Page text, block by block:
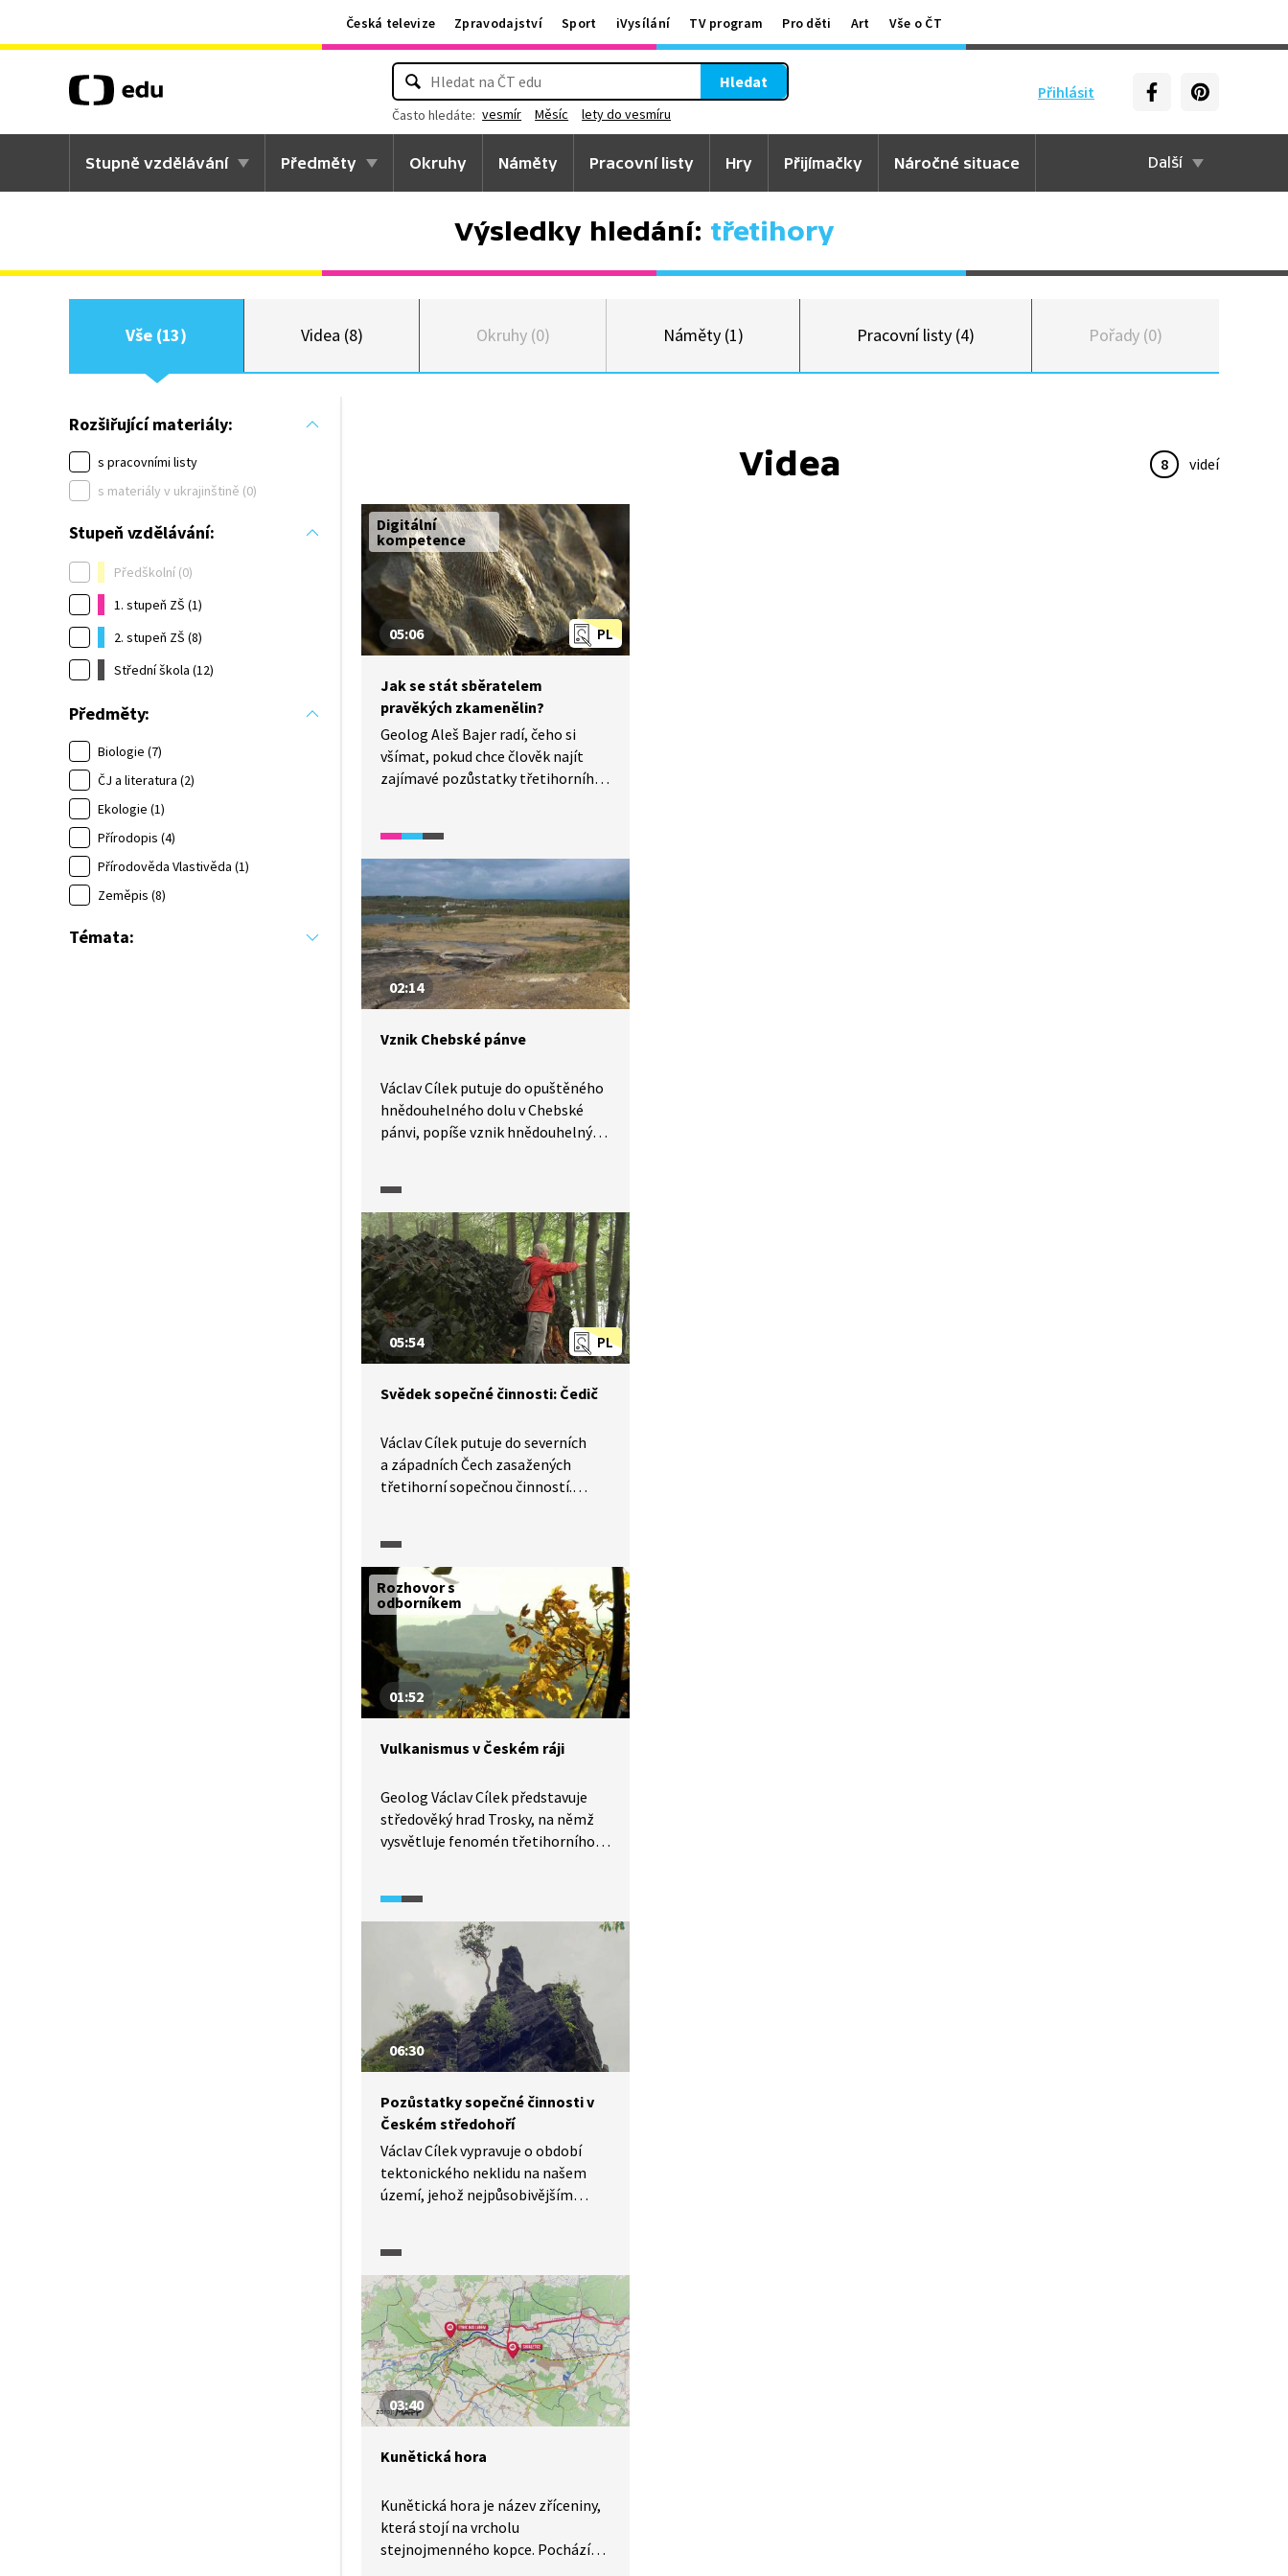
Česká televize Zpravodajství Sport iVysílání TV program Pro děti Art Vše o ČT
Přihlásit
Hledat
Často hledáte: vesmír Měsíc lety do vesmíru
Stupně vzdělávání Předměty Okruhy Náměty Pracovní listy Hry Přijímačky Náročné situace Další
Výsledky hledání: třetihory
Vše (13) Videa (8) Okruhy (0) Náměty (1) Pracovní listy (4) Pořady (0)
Rozšiřující materiály:
s pracovními listy
s materiály v ukrajinštině (0)
Stupeň vzdělávání:
Předškolní (0)
1. stupeň ZŠ (1)
2. stupeň ZŠ (8)
Střední škola (12)
Předměty:
Biologie (7)
ČJ a literatura (2)
Ekologie (1)
Přírodopis (4)
Přírodověda Vlastivěda (1)
Zeměpis (8)
Témata:
Videa 8 videí
Digitální
kompetence
PL
05:06
Jak se stát sběratelem
pravěkých zkamenělin?
Geolog Aleš Bajer radí, čeho si
všímat, pokud chce člověk najít
zajímavé pozůstatky třetihorního
02:14
Vznik Chebské pánve
Václav Cílek putuje do opuštěného
hnědouhelného dolu v Chebské
pánvi, popíše vznik hnědouhelných
hnědouhelného dolu.
PL
05:54
Svědek sopečné činnosti: Čedič
Václav Cílek putuje do severních
a západních Čech zasažených
třetihorní sopečnou činností.
Rozhovor s
odborníkem
01:52
Vulkanismus v Českém ráji
Geolog Václav Cílek představuje
středověký hrad Trosky, na němž
vysvětluje fenomén třetihorního
06:30
Pozůstatky sopečné činnosti v
Českém středohoří
Václav Cílek vypravuje o období
tektonického neklidu na našem
území, jehož nejpůsobivějším
středohoří tyčí k nebi, nejsou
sopky, ale jen jejich přívodní kanály,
sopouchy.
03:40
Kunětická hora
Kunětická hora je název zříceniny,
která stojí na vrcholu
stejnojmenného kopce. Pochází